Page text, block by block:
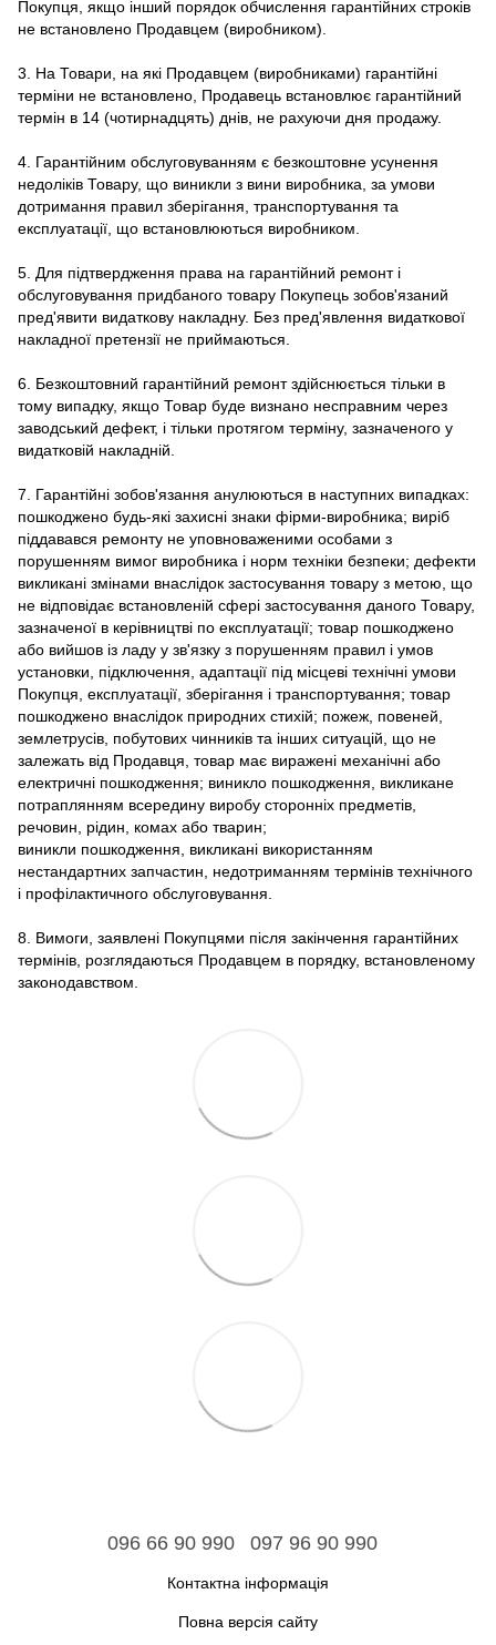
Покупця, якщо інший порядок обчислення гарантійних строків
не встановлено Продавцем (виробником).
3. На Товари, на які Продавцем (виробниками) гарантійні
терміни не встановлено, Продавець встановлює гарантійний
термін в 14 (чотирнадцять) днів, не рахуючи дня продажу.
4. Гарантійним обслуговуванням є безкоштовне усунення
недоліків Товару, що виникли з вини виробника, за умови
дотримання правил зберігання, транспортування та
експлуатації, що встановлюються виробником.
5. Для підтвердження права на гарантійний ремонт і
обслуговування придбаного товару Покупець зобов'язаний
пред'явити видаткову накладну. Без пред'явлення видаткової
накладної претензії не приймаються.
6. Безкоштовний гарантійний ремонт здійснюється тільки в
тому випадку, якщо Товар буде визнано несправним через
заводський дефект, і тільки протягом терміну, зазначеного у
видатковій накладній.
7. Гарантійні зобов'язання анулюються в наступних випадках:
пошкоджено будь-які захисні знаки фірми-виробника; виріб
піддавався ремонту не уповноваженими особами з
порушенням вимог виробника і норм техніки безпеки; дефекти
викликані змінами внаслідок застосування товару з метою, що
не відповідає встановленій сфері застосування даного Товару,
зазначеної в керівництві по експлуатації; товар пошкоджено
або вийшов із ладу у зв'язку з порушенням правил і умов
установки, підключення, адаптації під місцеві технічні умови
Покупця, експлуатації, зберігання і транспортування; товар
пошкоджено внаслідок природних стихій; пожеж, повеней,
землетрусів, побутових чинників та інших ситуацій, що не
залежать від Продавця, товар має виражені механічні або
електричні пошкодження; виникло пошкодження, викликане
потраплянням всередину виробу сторонніх предметів,
речовин, рідин, комах або тварин;
виникли пошкодження, викликані використанням
нестандартних запчастин, недотриманням термінів технічного
і профілактичного обслуговування.
8. Вимоги, заявлені Покупцями після закінчення гарантійних
термінів, розглядаються Продавцем в порядку, встановленому
законодавством.
096 66 90 990 097 96 90 990
Контактна інформація
Повна версія сайту